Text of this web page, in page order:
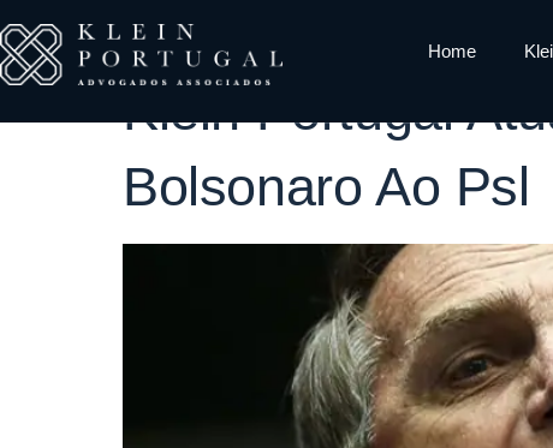
Home
Klein Portugal
Bolsonaro Ao Psl